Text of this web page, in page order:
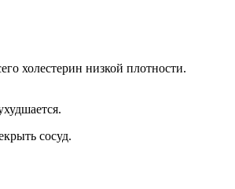
холестерин низкой плотности.
сосуд.